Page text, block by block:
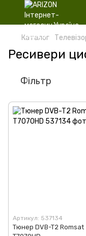
Каталог
Ресивери
Фільтр
Артикул: 537134
Тюнер DVB-T2 Romsat